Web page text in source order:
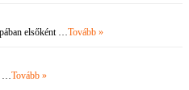
elsőként …Tovább »
…Tovább »